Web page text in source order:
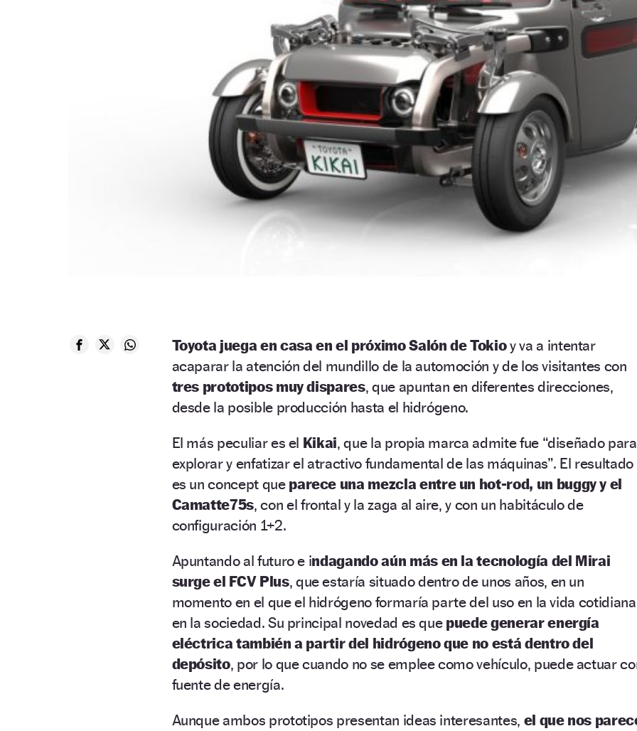
Toyota juega en casa en el próximo Salón de Tokioy va a intentar
acaparar la atención del mundillo de la automoción y de los visitantes con
tres prototipos muy dispares, que apuntan en diferentes direcciones,
desde la posible producción hasta el hidrógeno.
El más peculiar es el Kikai, que la propia marca admite fue “diseñado para
explorar y enfatizar el atractivo fundamental de las máquinas”. El resultado
es un concept que parece una mezcla entre un hot-rod, un buggy y el
Camatte75s, con el frontal y la zaga al aire, y con un habitáculo de
configuración 1+2.
Apuntando al futuro e indagando aún más en la tecnología del Mirai
surge el FCV Plus, que estaría situado dentro de unos años, en un
momento en el que el hidrógeno formaría parte del uso en la vida cotidiana
en la sociedad. Su principal novedad es que puede generar energía
eléctrica también a partir del hidrógeno que no está dentro del
depósito, por lo que cuando no se emplee como vehículo, puede actuar
fuente de energía.
Aunque ambos prototipos presentan ideas interesantes, el que nos